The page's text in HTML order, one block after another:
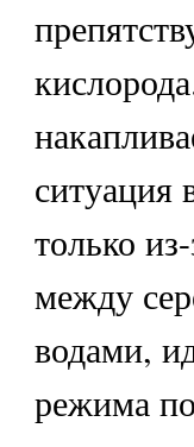
ситуация
только
между
водами,
режима